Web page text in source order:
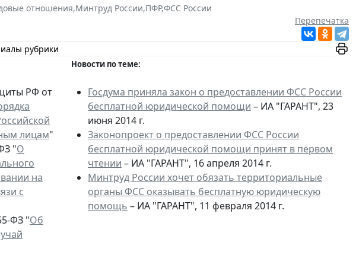
отношения,Минтруд России,ПФР,ФСС России
Перепечатка
рубрики
Новости по теме:
РФ от
лицам"
"О
на
с
ФЗ "Об
Госдума приняла закон о предоставлении ФСС России
бесплатной юридической помощи – ИА "ГАРАНТ", 23
июня 2014 г.
Законопроект о предоставлении ФСС России
бесплатной юридической помощи принят в первом
чтении – ИА "ГАРАНТ", 16 апреля 2014 г.
Минтруд России хочет обязать территориальные
органы ФСС оказывать бесплатную юридическую
помощь – ИА "ГАРАНТ", 11 февраля 2014 г.